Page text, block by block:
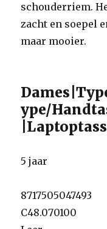
schouderriem.
zacht en soepel
maar mooier.
ype/
5 jaar
8717505047493
C48.070100